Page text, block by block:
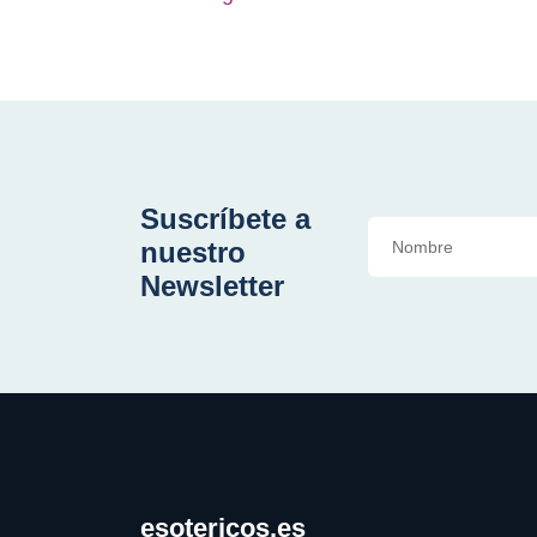
Suscríbete a
nuestro
Newsletter
esotericos.es